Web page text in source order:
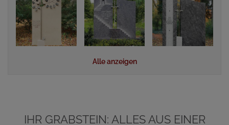
Alle anzeigen
IHR GRABSTEIN: ALLES AUS EINER